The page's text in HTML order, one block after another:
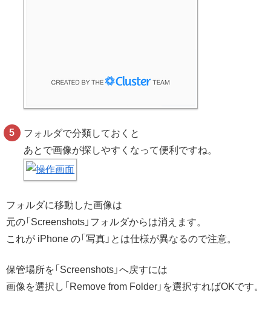
フォルダで分類しておくと
あとで画像が探しやすくなって便利ですね。
フォルダに移動した画像は
元の「Screenshots」フォルダからは消えます。
これが iPhone の「写真」とは仕様が異なるので注意。
保管場所を「Screenshots」へ戻すには
画像を選択し「Remove from Folder」を選択すればOKです。